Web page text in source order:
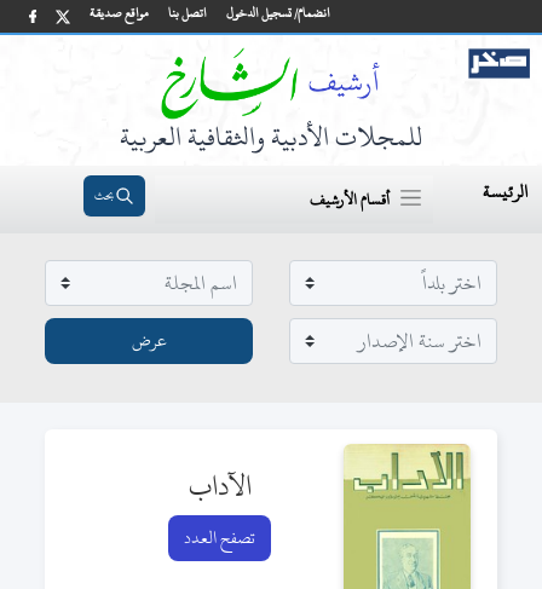
مواقع صديقة اتصل بنا انضمام/ تسجيل الدخول
للمجلات الأدبية والثقافية العربية
الرئيسة أقسام الأرشيف بحث
الآداب
تصفح العدد